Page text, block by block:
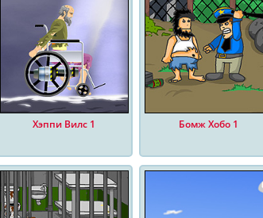
Хэппи Вилс 1 Бомж Хобо 1